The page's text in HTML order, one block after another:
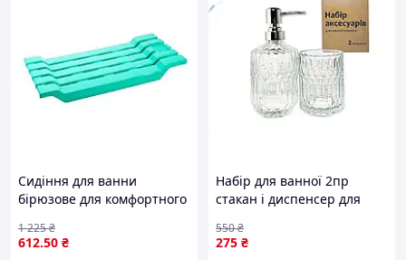
Сидіння для ванни
бірюзове для комфортного
68х31,5х7 см ТМ Консенсус
612.50 ₴
1 225₴
Набір для ванної 2пр
стакан і диспенсер для
санвузлі
275 ₴
550₴